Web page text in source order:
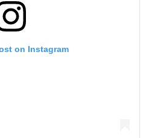
on Instagram